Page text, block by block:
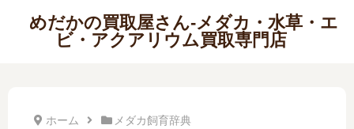
めだかの買取屋さん-メダカ・水草・エ
ビ・アクアリウム買取専門店
ホーム メダカ飼育辞典